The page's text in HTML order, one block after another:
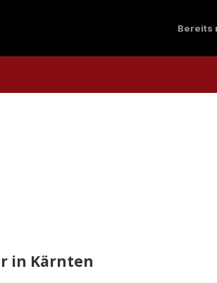
Bereits
in Kärnten